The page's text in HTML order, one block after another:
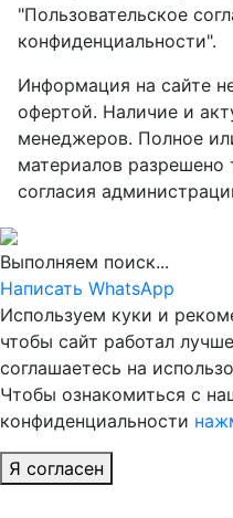
"Пользовательское
конфиденциальности".
Информация на сайте
офертой. Наличие и
менеджеров. Полное
материалов разрешено
согласия
Выполняем поиск...
Написать WhatsApp
Используем куки и
чтобы сайт работал
соглашаетесь на
Чтобы ознакомиться с
конфиденциальности
Я согласен